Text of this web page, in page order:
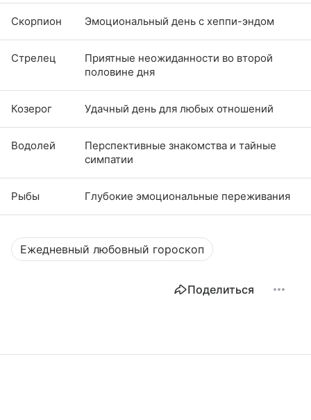
Скорпион Эмоциональный день с хеппи-эндом
Стрелец
Приятные неожиданности во второй
половине дня
Козерог Удачный день для любых отношений
Водолей
Перспективные знакомства и тайные
симпатии
Рыбы Глубокие эмоциональные переживания
Ежедневный любовный гороскоп
Поделиться